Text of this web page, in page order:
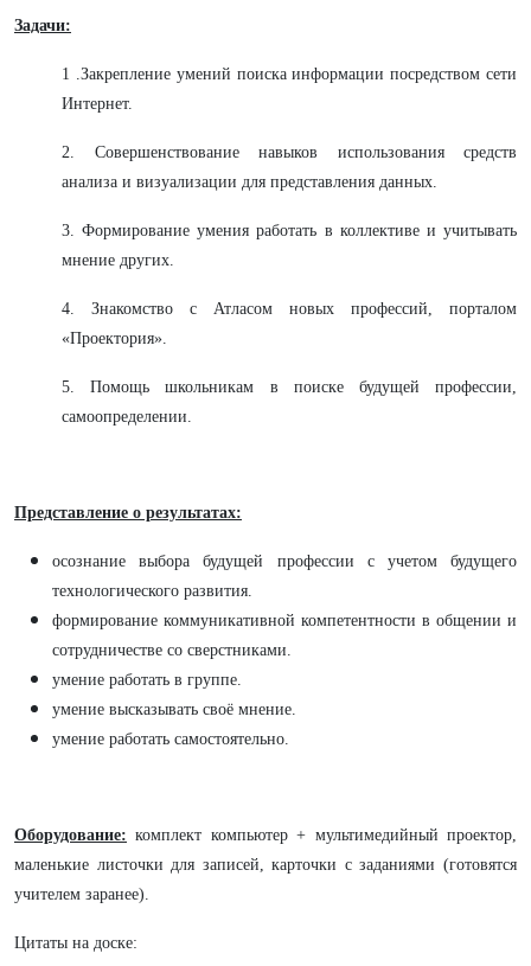
Задачи:
1 .Закрепление умений поиска информации посредством сети
Интернет.
2. Совершенствование навыков использования средств
анализа и визуализации для представления данных.
3. Формирование умения работать в коллективе и учитывать
мнение других.
4. Знакомство с Атласом новых профессий, порталом
«Проектория».
5. Помощь школьникам в поиске будущей профессии,
самоопределении.
Представление о результатах:
осознание выбора будущей профессии с учетом будущего
технологического развития.
формирование коммуникативной компетентности в общении и
сотрудничестве со сверстниками.
умение работать в группе.
умение высказывать своё мнение.
умение работать самостоятельно.
Оборудование: комплект компьютер + мультимедийный проектор,
маленькие листочки для записей, карточки с заданиями (готовятся
учителем заранее).
Цитаты на доске: